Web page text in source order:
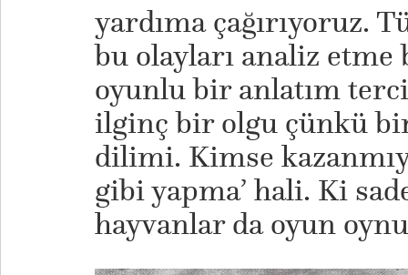
yardıma çağırıyoruz.
bu olayları analiz
oyunlu bir anlatım
ilginç bir olgu çünkü
dilimi. Kimse
gibi yapma’ hali. Ki
hayvanlar da oyun